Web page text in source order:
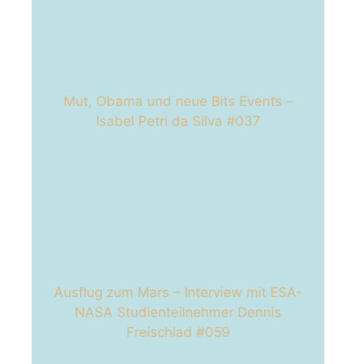
Mut, Obama und neue Bits Events –
Isabel Petri da Silva #037
Ausflug zum Mars – Interview mit ESA-
NASA Studienteilnehmer Dennis
Freischlad #059